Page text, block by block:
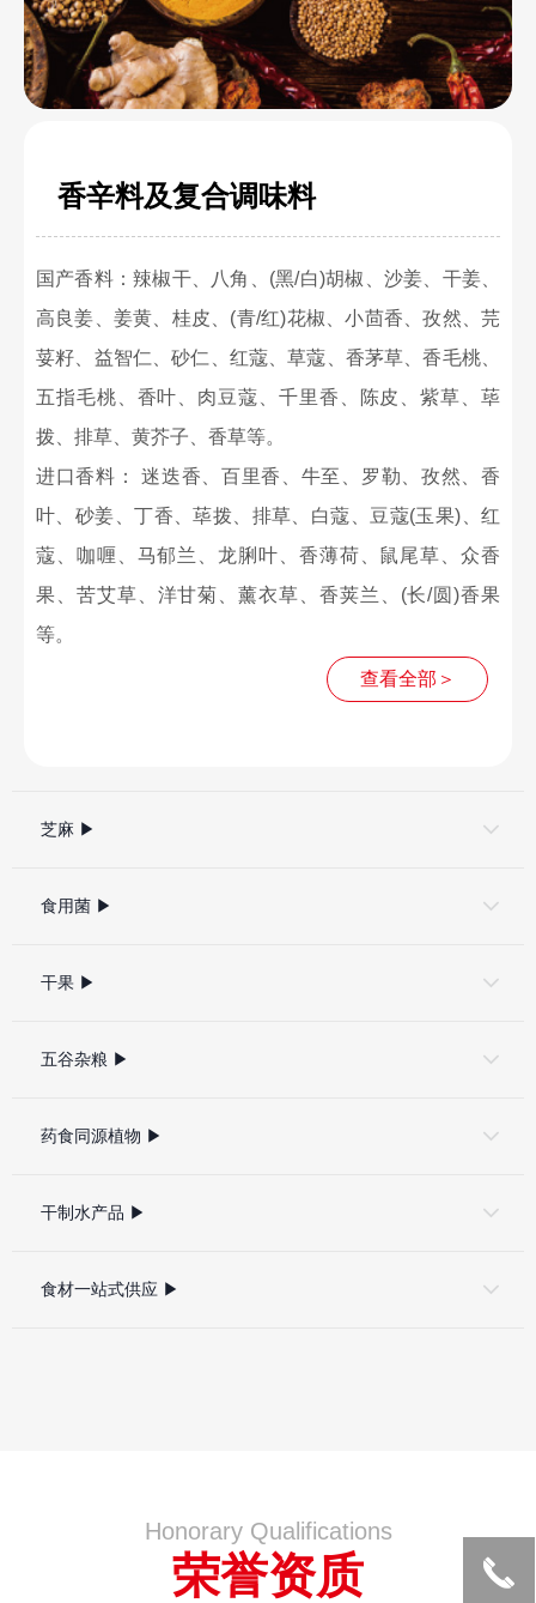
Honorary Qualifications
荣誉资质
香辛料及复合调味料
国产香料：辣椒干、八角、(黑/白)胡椒、沙姜、干姜、
高良姜、姜黄、桂皮、(青/红)花椒、小茴香、孜然、芫
荽籽、益智仁、砂仁、红蔻、草蔻、香茅草、香毛桃、
五指毛桃、香叶、肉豆蔻、千里香、陈皮、紫草、荜
拨、排草、黄芥子、香草等。
进口香料： 迷迭香、百里香、牛至、罗勒、孜然、香
叶、砂姜、丁香、荜拨、排草、白蔻、豆蔻(玉果)、红
蔻、咖喱、马郁兰、龙脷叶、香薄荷、鼠尾草、众香
果、苦艾草、洋甘菊、薰衣草、香荚兰、(长/圆)香果
等。
查看全部＞
芝麻 ▶
食用菌 ▶
干果 ▶
五谷杂粮 ▶
药食同源植物 ▶
干制水产品 ▶
食材一站式供应 ▶
끅